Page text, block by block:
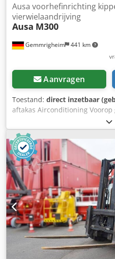
Gemmrigheim 441 km
Ausa voorhefinrichting
vierwielaandrijving
Ausa M300
Aanvragen
Toestand: direct inzetbaar
aftakas Airconditioning
kipperfunctie voor en achter,
vierwielaandrijving,
inzetbaar. Optische gebreken,
verkoop aan handelaar of voor
Hea Fouten voorbehouden.
kunnen afwijken.